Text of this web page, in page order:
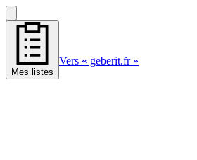
Mes listes
Vers « geberit.fr »